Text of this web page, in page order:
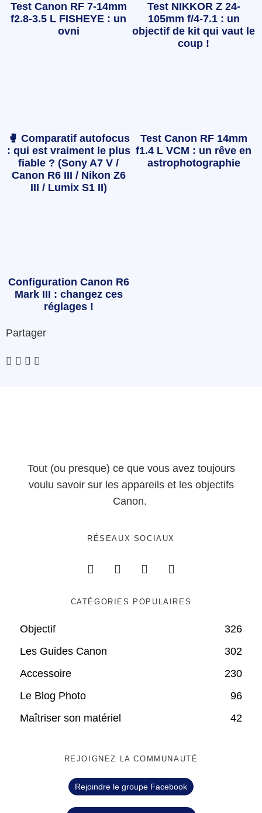
Test Canon RF 7-14mm
f2.8-3.5 L FISHEYE : un
ovni
Test NIKKOR Z 24-
105mm f/4-7.1 : un
objectif de kit qui vaut le
coup !
🥊 Comparatif autofocus
: qui est vraiment le plus
fiable ? (Sony A7 V /
Canon R6 III / Nikon Z6
III / Lumix S1 II)
Test Canon RF 14mm
f1.4 L VCM : un rêve en
astrophotographie
Configuration Canon R6
Mark III : changez ces
réglages !
Partager
Tout (ou presque) ce que vous avez toujours
voulu savoir sur les appareils et les objectifs
Canon.
RÉSEAUX SOCIAUX
CATÉGORIES POPULAIRES
Objectif
326
Les Guides Canon
302
Accessoire
230
Le Blog Photo
96
Maîtriser son matériel
42
REJOIGNEZ LA COMMUNAUTÉ
Rejoindre le groupe Facebook